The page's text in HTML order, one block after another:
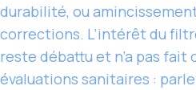
durabilité, ou
corrections. L’intérêt du
reste débattu et n’a pas fait
évaluations sanitaires :